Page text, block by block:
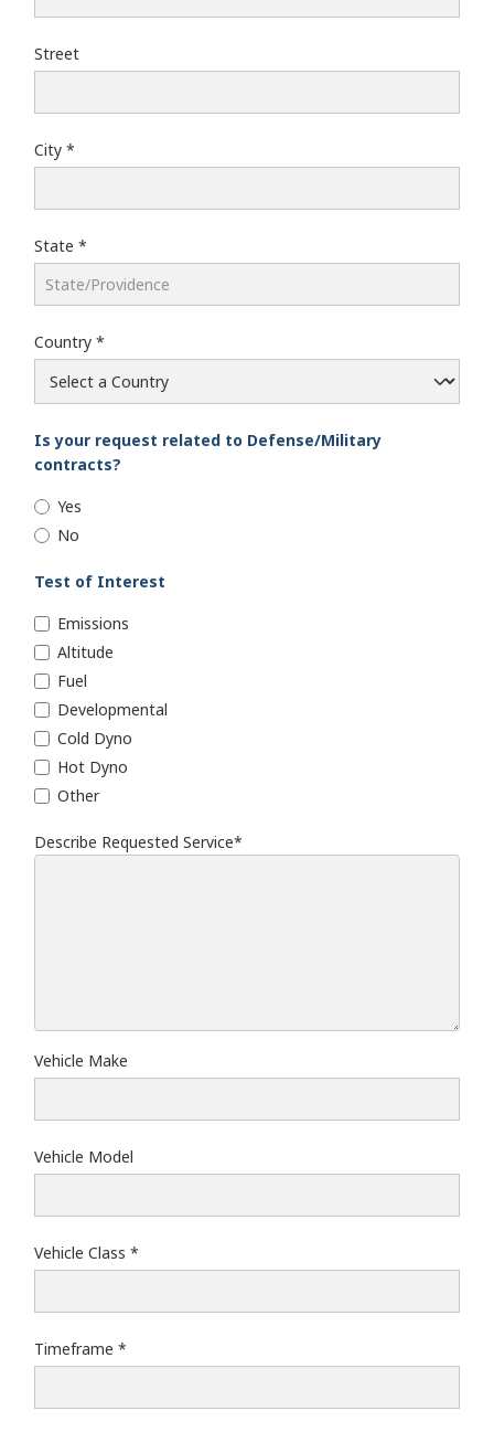
Street
City
State
Country
Is your request related to Defense/Military
contracts?
Yes
No
Test of Interest
Emissions
Altitude
Fuel
Developmental
Cold Dyno
Hot Dyno
Other
Describe Requested Service*
Vehicle Make
Vehicle Model
Vehicle Class
Timeframe